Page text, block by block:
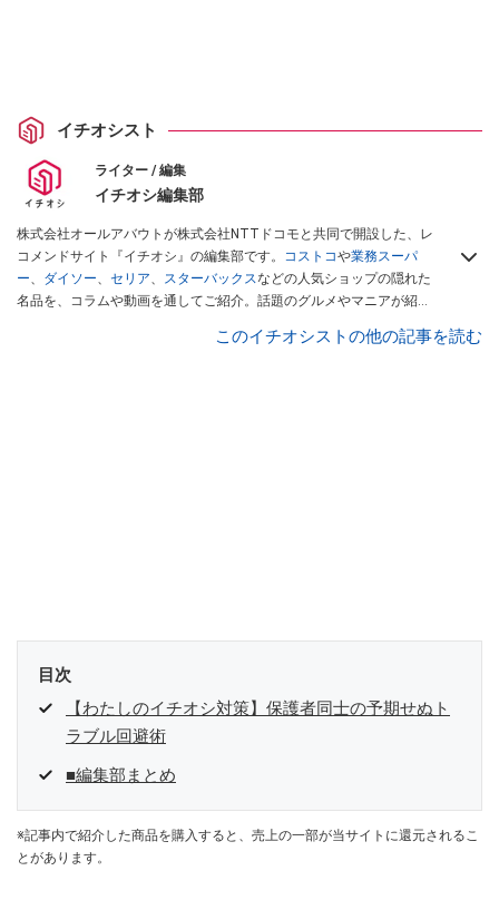
イチオシスト
ライター / 編集
イチオシ編集部
株式会社オールアバウトが株式会社NTTドコモと共同で開設した、レ
コメンドサイト『イチオシ』の編集部です。 コストコや業務スーパ
ー、 ダイソー、 セリア、 スターバックスなどの人気ショップの隠れた
名品を、コラムや動画を通してご紹介。話題のグルメやマニアが紹介
インフルエンサーが実際に使用してレビューしています。毎日トレン
このイチオシストの他の記事を読む
目次
【わたしのイチオシ対策】保護者同士の予期せぬト
ラブル回避術
■編集部まとめ
※記事内で紹介した商品を購入すると、売上の一部が当サイトに還元されるこ
とがあります。